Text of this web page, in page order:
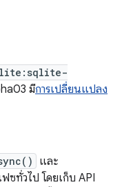
มีการเปลี่ยนแปลง
และ
ซทั่วไป โดยเก็บ API